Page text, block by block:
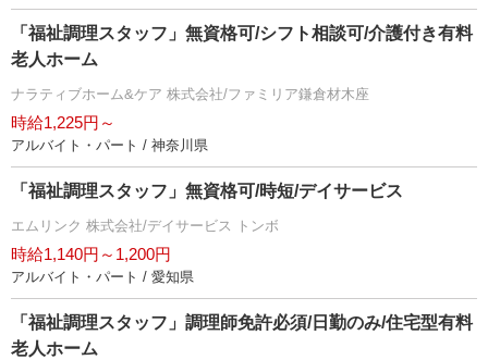
「福祉調理スタッフ」無資格可/シフト相談可/介護付き有料
老人ホーム
ナラティブホーム&ケア 株式会社/ファミリア鎌倉材木座
時給1,225円～
アルバイト・パート / 神奈川県
「福祉調理スタッフ」無資格可/時短/デイサービス
エムリンク 株式会社/デイサービス トンボ
時給1,140円～1,200円
アルバイト・パート / 愛知県
「福祉調理スタッフ」調理師免許必須/日勤のみ/住宅型有料
老人ホーム